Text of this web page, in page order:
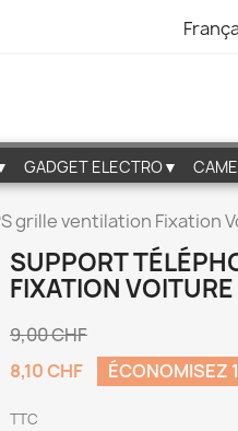
GADGET ELECTRO▼
grille ventilation Fixation
SUPPORT
FIXATION VOITURE
9,00 CHF
8,10 CHF
ÉCONOMISEZ
TTC